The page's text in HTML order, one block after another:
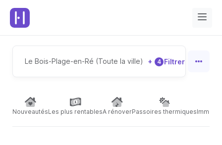
Le Bois-Plage-en-Ré (Toute la ville) + 4 Filtrer
NouveautésLes plus rentablesA rénoverPassoires thermiques